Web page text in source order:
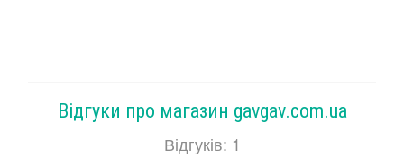
Відгуки про магазин gavgav.com.ua
Відгуків: 1